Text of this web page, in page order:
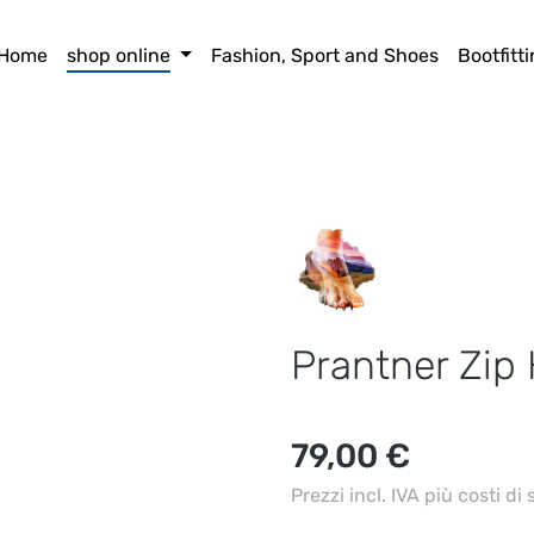
shop online Fashion, Sport and Shoes
Prantner Zip
Prezzo normale:
79,00 €
Prezzi incl. IVA più costi di